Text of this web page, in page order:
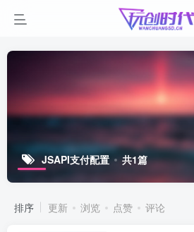
JSAPI支付配置 共1篇
排序 更新 浏览 点赞 评论